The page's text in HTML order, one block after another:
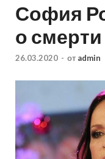
София
о смерти
26.03.2020 - от admin